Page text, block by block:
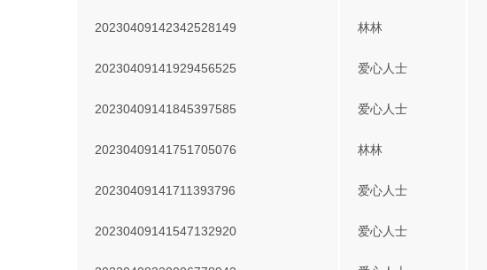
20230409142342528149 林林
20230409141929456525 爱心人士
20230409141845397585 爱心人士
20230409141751705076 林林
20230409141711393796 爱心人士
20230409141547132920 爱心人士